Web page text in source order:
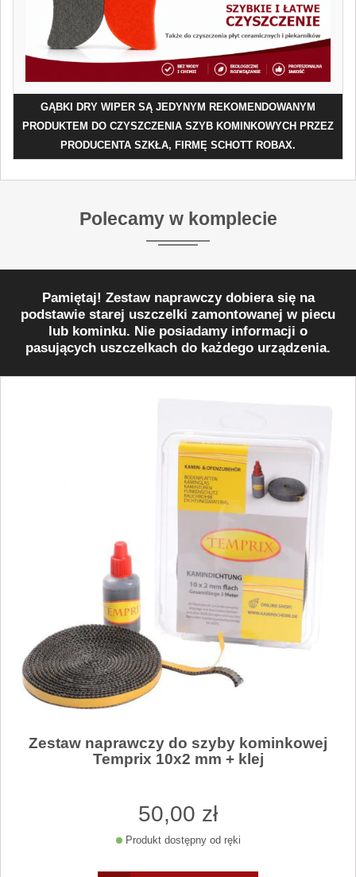
GĄBKI DRY WIPER SĄ JEDYNYM REKOMENDOWANYM
PRODUKTEM DO CZYSZCZENIA SZYB KOMINKOWYCH PRZEZ
PRODUCENTA SZKŁA, FIRMĘ SCHOTT ROBAX.
Polecamy w komplecie
Pamiętaj! Zestaw naprawczy dobiera się na
podstawie starej uszczelki zamontowanej w piecu
lub kominku. Nie posiadamy informacji o
pasujących uszczelkach do każdego urządzenia.
Zestaw naprawczy do szyby kominkowej
Temprix 10x2 mm + klej
50,00 zł
Produkt dostępny od ręki